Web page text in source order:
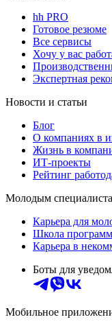
hh PRO
Готовое резюме
Все сервисы
Хочу у вас
Экспертная
Новости и статьи
Блог
О компаниях в
Жизнь в
ИТ-проекты
Рейтинг
Молодым
Карьера для
Школа
Карьера в
Боты для
Мобильное